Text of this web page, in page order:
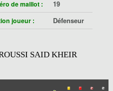
de maillot : 19
joueur : Défenseur
SAID KHEIR